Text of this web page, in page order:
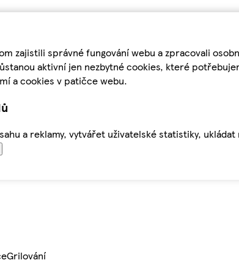
zajistili správné fungování webu a zpracovali
aktivní jen nezbytné cookies, které
a cookies v patičce webu.
a reklamy, vytvářet uživatelské statistiky,
Grilování